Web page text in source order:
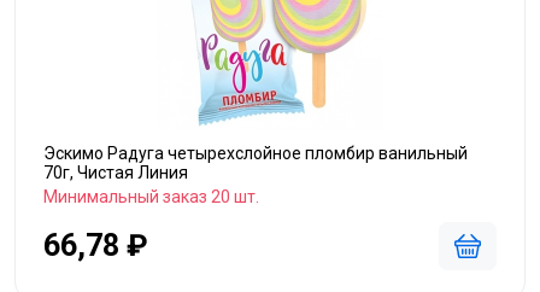
Эскимо Радуга четырехслойное пломбир ванильный
70г, Чистая Линия
Минимальный заказ 20 шт.
66,78 ₽